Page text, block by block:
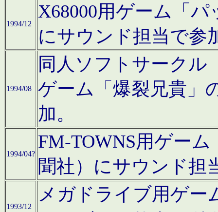
1994/12
X68000用ゲーム「
にサウンド担当で参
1994/08
同人ソフトサークル
ゲーム「爆裂兄貴」
加。
1994/04?
FM-TOWNS用ゲー
聞社）にサウンド担
1993/12
メガドライブ用ゲー